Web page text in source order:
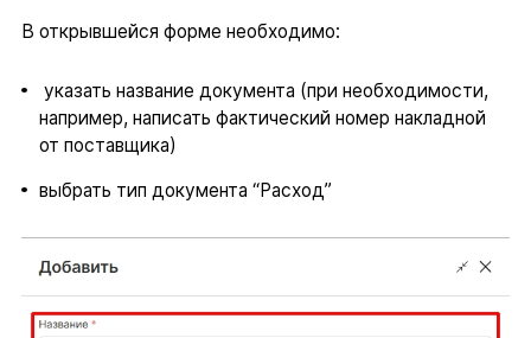
В открывшейся форме необходимо:
указать название документа (при необходимости,
например, написать фактический номер накладной
от поставщика)
выбрать тип документа “Расход”